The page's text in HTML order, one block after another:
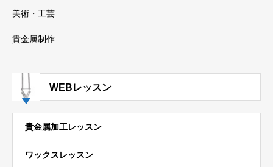
美術・工芸
貴金属制作
WEBレッスン
貴金属加工レッスン
ワックスレッスン